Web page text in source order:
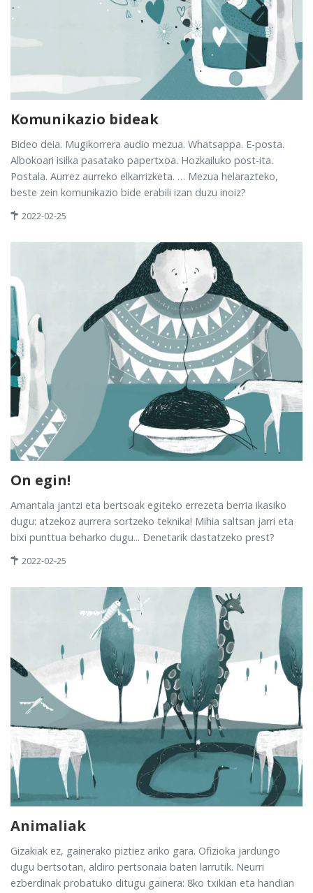
Komunikazio bideak
Bideo deia. Mugikorrera audio mezua. Whatsappa. E-posta.
Albokoari isilka pasatako papertxoa. Hozkailuko post-ita.
Postala. Aurrez aurreko elkarrizketa. … Mezua helarazteko,
beste zein komunikazio bide erabili izan duzu inoiz?
2022-02-25
On egin!
Amantala jantzi eta bertsoak egiteko errezeta berria ikasiko
dugu: atzekoz aurrera sortzeko teknika! Mihia saltsan jarri eta
bixi punttua beharko dugu... Denetarik dastatzeko prest?
2022-02-25
Animaliak
Gizakiak ez, gainerako piztiez ariko gara. Ofizioka jardungo
dugu bertsotan, aldiro pertsonaia baten larrutik. Neurri
ezberdinak probatuko ditugu gainera: 8ko txikian eta handian